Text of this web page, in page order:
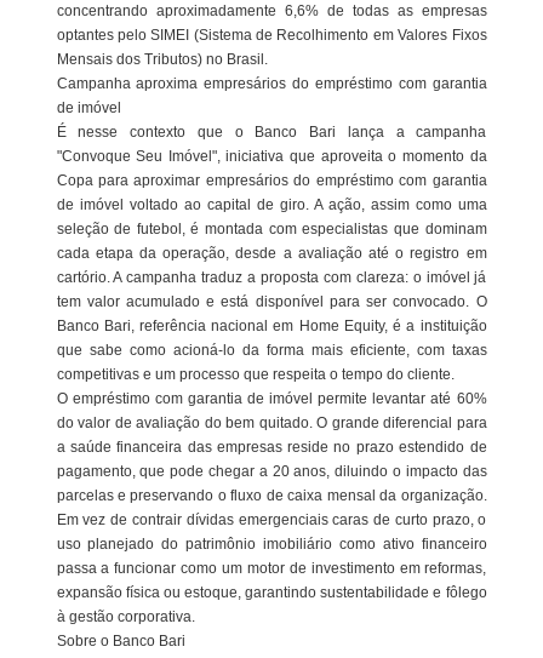
concentrando aproximadamente 6,6% de todas as empresas
optantes pelo SIMEI (Sistema de Recolhimento em Valores Fixos
Mensais dos Tributos) no Brasil.
Campanha aproxima empresários do empréstimo com garantia
de imóvel
É nesse contexto que o Banco Bari lança a campanha
"Convoque Seu Imóvel", iniciativa que aproveita o momento da
Copa para aproximar empresários do empréstimo com garantia
de imóvel voltado ao capital de giro. A ação, assim como uma
seleção de futebol, é montada com especialistas que dominam
cada etapa da operação, desde a avaliação até o registro em
cartório. A campanha traduz a proposta com clareza: o imóvel já
tem valor acumulado e está disponível para ser convocado. O
Banco Bari, referência nacional em Home Equity, é a instituição
que sabe como acioná-lo da forma mais eficiente, com taxas
competitivas e um processo que respeita o tempo do cliente.
O empréstimo com garantia de imóvel permite levantar até 60%
do valor de avaliação do bem quitado. O grande diferencial para
a saúde financeira das empresas reside no prazo estendido de
pagamento, que pode chegar a 20 anos, diluindo o impacto das
parcelas e preservando o fluxo de caixa mensal da organização.
Em vez de contrair dívidas emergenciais caras de curto prazo, o
uso planejado do patrimônio imobiliário como ativo financeiro
passa a funcionar como um motor de investimento em reformas,
expansão física ou estoque, garantindo sustentabilidade e fôlego
à gestão corporativa.
Sobre o Banco Bari